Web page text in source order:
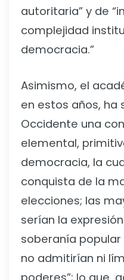
autoritaria” y de
complejidad
democracia.”
Asimismo, el
en estos años, ha
Occidente una
elemental,
democracia, la
conquista de la
elecciones; las
serían la
soberanía
no admitirían ni